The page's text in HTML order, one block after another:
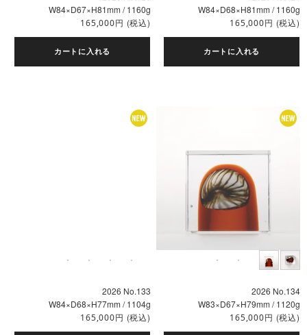
W84×D67×H81mm / 1160g
165,000円 (税込)
カートに入れる
W84×D68×H81mm / 1160g
165,000円 (税込)
カートに入れる
2026 No.133
W84×D68×H77mm / 1104g
165,000円 (税込)
2026 No.134
W83×D67×H79mm / 1120g
165,000円 (税込)